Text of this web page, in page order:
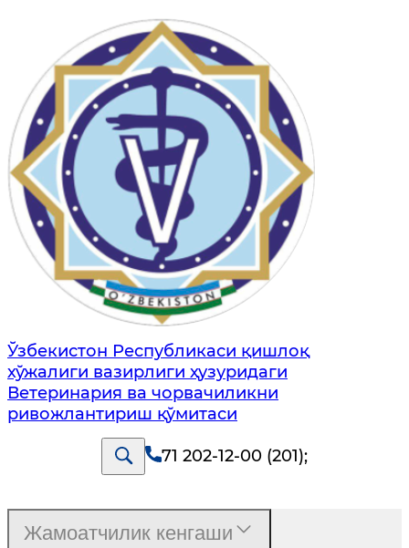
Ўзбекистон Республикаси қишлоқ
хўжалиги вазирлиги ҳузуридаги
Ветеринария ва чорвачиликни
ривожлантириш қўмитаси
71 202-12-00 (201);
Жамоатчилик кенгаши